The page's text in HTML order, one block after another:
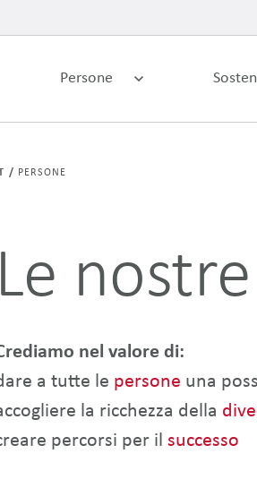
Persone
PERSONE
Le
nel valore di:
a tutte le persone una
la ricchezza della
percorsi per il successo